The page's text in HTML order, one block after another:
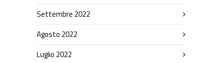
Settembre 2022
Agosto 2022
Luglio 2022